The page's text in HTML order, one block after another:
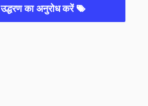
का अनुरोध करें